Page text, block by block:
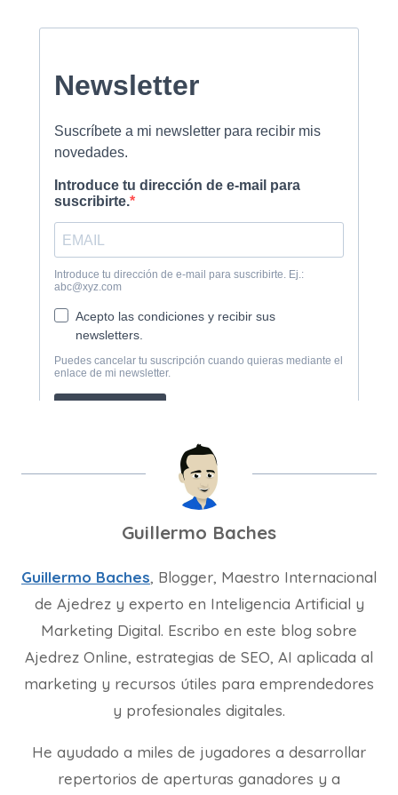
Guillermo Baches
Guillermo Baches, Blogger, Maestro Internacional
de Ajedrez y experto en Inteligencia Artificial y
Marketing Digital. Escribo en este blog sobre
Ajedrez Online, estrategias de SEO, AI aplicada al
marketing y recursos útiles para emprendedores
y profesionales digitales.
He ayudado a miles de jugadores a desarrollar
repertorios de aperturas ganadores y a